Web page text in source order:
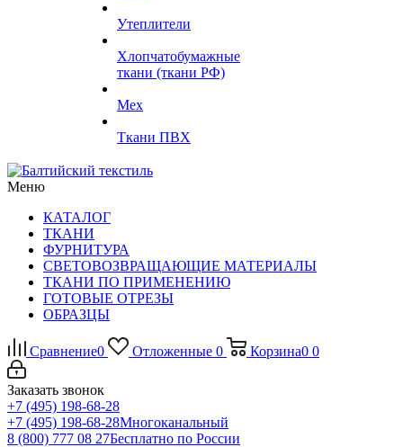
Утеплители
Хлопчатобумажные
ткани (ткани РФ)
Мех
Ткани ПВХ
Меню
КАТАЛОГ
ТКАНИ
ФУРНИТУРА
СВЕТОВОЗВРАЩАЮЩИЕ МАТЕРИАЛЫ
ТКАНИ ПО ПРИМЕНЕНИЮ
ГОТОВЫЕ ОТРЕЗЫ
ОБРАЗЦЫ
Сравнение0 Отложенные 0 Корзина0 0
Заказать звонок
+7 (495) 198-68-28
+7 (495) 198-68-28Многоканальный
8 (800) 777 08 27Бесплатно по России